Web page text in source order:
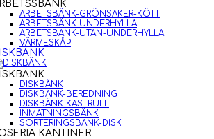
ARBETSBÄNK-GRÖNSAKER-KÖTT
ARBETSBÄNK-UNDERHYLLA
ARBETSBÄNK-UTAN-UNDERHYLLA
VÄRMESKÅP
DISKBÄNK
DISKBÄNK-BEREDNING
DISKBÄNK-KASTRULL
INMATNINGSBÄNK
SORTERINGSBÄNK-DISK
KANTINER